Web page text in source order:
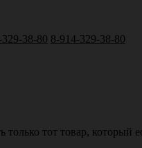
38-80 8-914-329-38-80
тот товар, который